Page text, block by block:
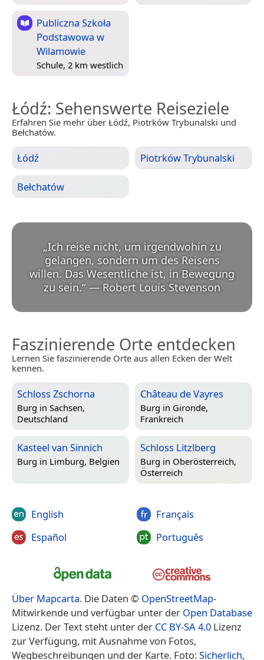
Publiczna Szkoła
Podstawowa w
Wilamowie
Schule, 2 km westlich
Łódź: Sehenswerte Reiseziele
Erfahren Sie mehr über Łódź, Piotrków Trybunalski und
Bełchatów.
Łódź Piotrków Trybunalski
Bełchatów
„Ich reise nicht, um irgendwohin zu
gelangen, sondern um des Reisens
willen. Das Wesentliche ist, in Bewegung
zu sein.“ — Robert Louis Stevenson
Faszinierende Orte entdecken
Lernen Sie faszinierende Orte aus allen Ecken der Welt
kennen.
Schloss Zschorna
Burg in Sachsen,
Deutschland
Château de Vayres
Burg in Gironde,
Frankreich
Kasteel van Sinnich
Burg in Limburg, Belgien
Schloss Litzlberg
Burg in Oberösterreich,
Österreich
English
Español
Français
Português
Über Mapcarta. Die Daten © OpenStreetMap-
Mitwirkende und verfügbar unter der Open Database
Lizenz. Der Text steht unter der CC BY-SA 4.0 Lizenz
zur Verfügung, mit Ausnahme von Fotos,
Wegbeschreibungen und der Karte. Foto:Sicherlich,